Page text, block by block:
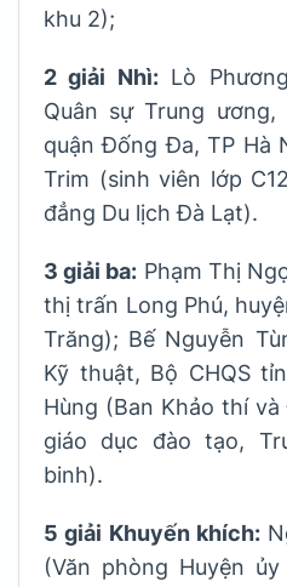
khu 2);
2 giải Nhì:Lò
Quân sự Trung
quận Đống Đa, TP Hà
Trim (sinh viên lớp
đẳng Du lịch Đà Lạt).
3 giải ba: Phạm Thị
thị trấn Long Phú,
Trăng); Bế Nguyễn
Kỹ thuật, Bộ CHQS
Hùng (Ban Khảo thí
giáo dục đào tạo,
binh).
5 giải Khuyến khích:
(Văn phòng Huyện